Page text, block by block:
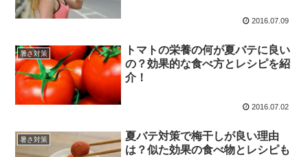
2016.07.09
暑さ対策
トマトの栄養の何が夏バテに良い
の？効果的な食べ方とレシピを紹
介！
2016.07.02
暑さ対策
夏バテ対策で梅干しが良い理由
は？似た効果の食べ物とレシピも